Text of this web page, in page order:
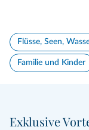
Flüsse, Seen,
Familie und Kinder
Exklusive